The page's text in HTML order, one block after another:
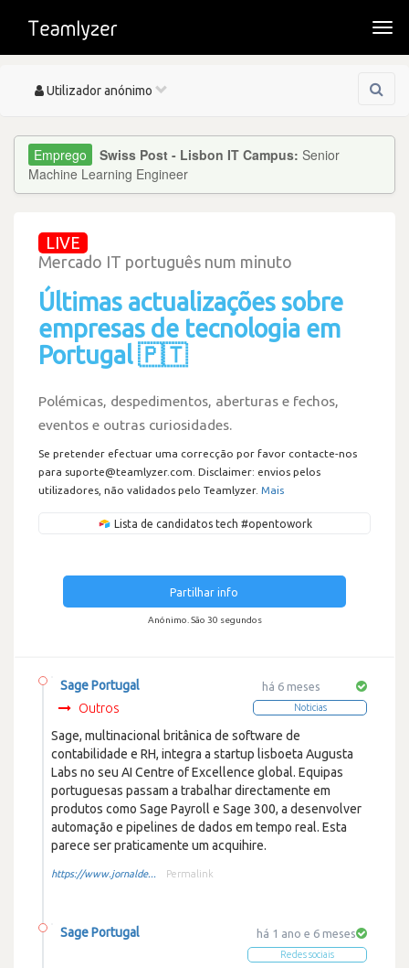
Toggle
Utilizador anónimo
Swiss Post - Lisbon IT Campus: Senior
Machine Learning Engineer
LIVE
Mercado IT português num minuto
Últimas actualizações sobre
empresas de tecnologia em
Portugal 🇵🇹
Polémicas, despedimentos, aberturas e fechos,
eventos e outras curiosidades.
Se pretender efectuar uma correcção por favor contacte-nos
para suporte@teamlyzer.com. Disclaimer: envios pelos
utilizadores, não validados pelo Teamlyzer. Mais
Lista de candidatos tech #opentowork
Partilhar info
Anónimo. São 30 segundos
há 6 meses
Noticias
Sage Portugal
Outros
Sage, multinacional britânica de software de
contabilidade e RH, integra a startup lisboeta Augusta
Labs no seu AI Centre of Excellence global. Equipas
portuguesas passam a trabalhar directamente em
produtos como Sage Payroll e Sage 300, a desenvolver
automação e pipelines de dados em tempo real. Esta
parece ser praticamente um acquihire.
https://www.jornalde... Permalink
há 1 ano e 6 meses
Redes sociais
Sage Portugal